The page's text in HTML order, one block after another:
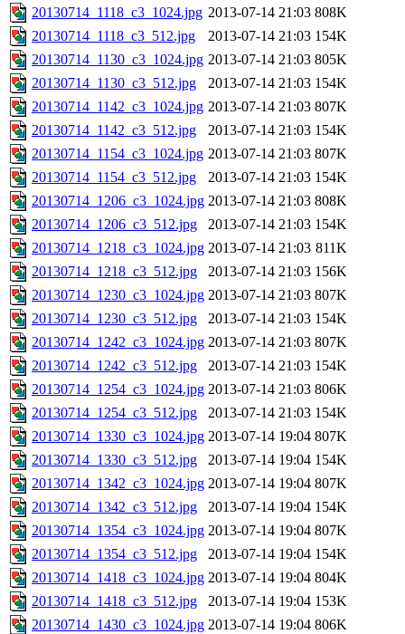
20130714_1118_c3_1024.jpg 2013-07-14 21:03 808K
20130714_1118_c3_512.jpg
2013-07-14 21:03 154K
20130714_1130_c3_1024.jpg 2013-07-14 21:03 805K
20130714_1130_c3_512.jpg
2013-07-14 21:03 154K
20130714_1142_c3_1024.jpg 2013-07-14 21:03 807K
20130714_1142_c3_512.jpg
2013-07-14 21:03 154K
20130714_1154_c3_1024.jpg 2013-07-14 21:03 807K
20130714_1154_c3_512.jpg
2013-07-14 21:03 154K
20130714_1206_c3_1024.jpg 2013-07-14 21:03 808K
20130714_1206_c3_512.jpg
2013-07-14 21:03 154K
20130714_1218_c3_1024.jpg 2013-07-14 21:03 811K
20130714_1218_c3_512.jpg
2013-07-14 21:03 156K
20130714_1230_c3_1024.jpg 2013-07-14 21:03 807K
20130714_1230_c3_512.jpg
2013-07-14 21:03 154K
20130714_1242_c3_1024.jpg 2013-07-14 21:03 807K
20130714_1242_c3_512.jpg
2013-07-14 21:03 154K
20130714_1254_c3_1024.jpg 2013-07-14 21:03 806K
20130714_1254_c3_512.jpg
2013-07-14 21:03 154K
20130714_1330_c3_1024.jpg 2013-07-14 19:04 807K
20130714_1330_c3_512.jpg
2013-07-14 19:04 154K
20130714_1342_c3_1024.jpg 2013-07-14 19:04 807K
20130714_1342_c3_512.jpg
2013-07-14 19:04 154K
20130714_1354_c3_1024.jpg 2013-07-14 19:04 807K
20130714_1354_c3_512.jpg
2013-07-14 19:04 154K
20130714_1418_c3_1024.jpg 2013-07-14 19:04 804K
20130714_1418_c3_512.jpg
2013-07-14 19:04 153K
20130714_1430_c3_1024.jpg 2013-07-14 19:04 806K